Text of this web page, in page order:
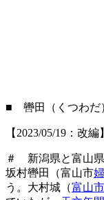
■ 轡田（くつわだ
【2023/05/19：改編】
＃ 新潟県と富山
坂村轡田（富山市
う。大村城（富山市